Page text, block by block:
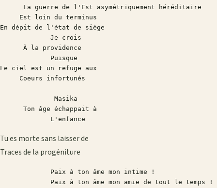
      La guerre de l'Est asymétriquement héréditaire
     Est loin du terminus
En dépit de l'état de siège
             Je crois
      À la providence
             Puisque
Le ciel est un refuge aux
     Coeurs infortunés
              Masika
      Ton âge échappait à
             L'enfance
Tu es morte sans laisser de
Traces de la progéniture
             Paix à ton âme mon intime !
             Paix à ton âme mon amie de tout le temps !